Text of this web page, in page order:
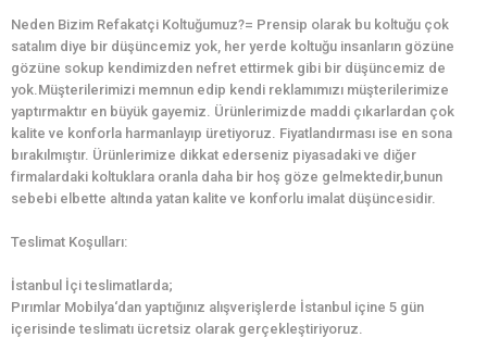
Neden Bizim Refakatçi Koltuğumuz?= Prensip olarak bu koltuğu çok
satalım diye bir düşüncemiz yok, her yerde koltuğu insanların gözüne
gözüne sokup kendimizden nefret ettirmek gibi bir düşüncemiz de
yok.Müşterilerimizi memnun edip kendi reklamımızı müşterilerimize
yaptırmaktır en büyük gayemiz. Ürünlerimizde maddi çıkarlardan çok
kalite ve konforla harmanlayıp üretiyoruz. Fiyatlandırması ise en sona
bırakılmıştır. Ürünlerimize dikkat ederseniz piyasadaki ve diğer
firmalardaki koltuklara oranla daha bir hoş göze gelmektedir,bunun
sebebi elbette altında yatan kalite ve konforlu imalat düşüncesidir.
Teslimat Koşulları:
İstanbul İçi teslimatlarda;
Pırımlar Mobilya‘dan yaptığınız alışverişlerde İstanbul içine 5 gün
içerisinde teslimatı ücretsiz olarak gerçekleştiriyoruz.